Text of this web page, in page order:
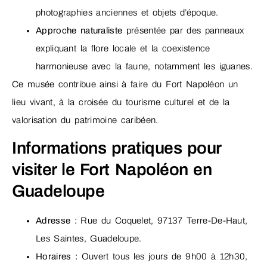
photographies anciennes et objets d’époque.
Approche naturaliste présentée par des panneaux
expliquant la flore locale et la coexistence
harmonieuse avec la faune, notamment les iguanes.
Ce musée contribue ainsi à faire du Fort Napoléon un
lieu vivant, à la croisée du tourisme culturel et de la
valorisation du patrimoine caribéen.
Informations pratiques pour
visiter le Fort Napoléon en
Guadeloupe
Adresse : Rue du Coquelet, 97137 Terre-De-Haut,
Les Saintes, Guadeloupe.
Horaires : Ouvert tous les jours de 9h00 à 12h30,